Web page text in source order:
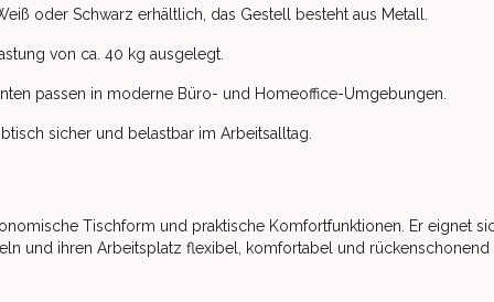
oder Schwarz erhältlich, das Gestell besteht aus Metall.
von ca. 40 kg ausgelegt.
passen in moderne Büro- und Homeoffice-Umgebungen.
sicher und belastbar im Arbeitsalltag.
Tischform und praktische Komfortfunktionen. Er eignet
und ihren Arbeitsplatz flexibel, komfortabel und rückenschonend